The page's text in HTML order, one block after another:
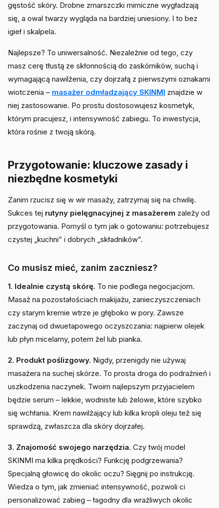
gęstość skóry. Drobne zmarszczki mimiczne wygładzają
się, a owal twarzy wygląda na bardziej uniesiony. I to bez
igieł i skalpela.
Najlepsze? To uniwersalność. Niezależnie od tego, czy
masz cerę tłustą ze skłonnością do zaskórników, suchą i
wymagającą nawilżenia, czy dojrzałą z pierwszymi oznakami
wiotczenia – masażer odmładzający SKINMI znajdzie w
niej zastosowanie. Po prostu dostosowujesz kosmetyk,
którym pracujesz, i intensywność zabiegu. To inwestycja,
która rośnie z twoją skórą.
Przygotowanie: kluczowe zasady i
niezbędne kosmetyki
Zanim rzucisz się w wir masaży, zatrzymaj się na chwilę.
Sukces tej rutyny pielęgnacyjnej z masażerem zależy od
przygotowania. Pomyśl o tym jak o gotowaniu: potrzebujesz
czystej „kuchni” i dobrych „składników”.
Co musisz mieć, zanim zaczniesz?
1. Idealnie czystą skórę. To nie podlega negocjacjom.
Masaż na pozostałościach makijażu, zanieczyszczeniach
czy starym kremie wtrze je głęboko w pory. Zawsze
zaczynaj od dwuetapowego oczyszczania: najpierw olejek
lub płyn micelarny, potem żel lub pianka.
2. Produkt poślizgowy. Nigdy, przenigdy nie używaj
masażera na suchej skórze. To prosta droga do podrażnień i
uszkodzenia naczynek. Twoim najlepszym przyjacielem
będzie serum – lekkie, wodniste lub żelowe, które szybko
się wchłania. Krem nawilżający lub kilka kropli oleju też się
sprawdzą, zwłaszcza dla skóry dojrzałej.
3. Znajomość swojego narzędzia. Czy twój model
SKINMI ma kilka prędkości? Funkcję podgrzewania?
Specjalną głowicę do okolic oczu? Sięgnij po instrukcję.
Wiedza o tym, jak zmieniać intensywność, pozwoli ci
personalizować zabieg – łagodny dla wrażliwych okolic